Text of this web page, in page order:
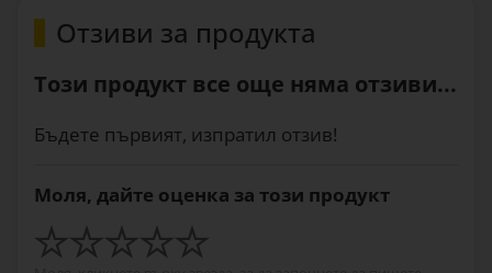
Отзиви за продукта
Този продукт все още няма отзиви...
Бъдете първият, изпратил отзив!
Моля, дайте оценка за този продукт